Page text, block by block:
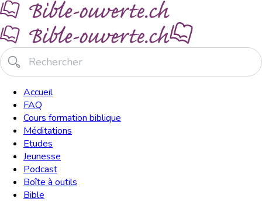
Accueil
FAQ
Cours formation biblique
Méditations
Etudes
Jeunesse
Podcast
Boîte à outils
Bible